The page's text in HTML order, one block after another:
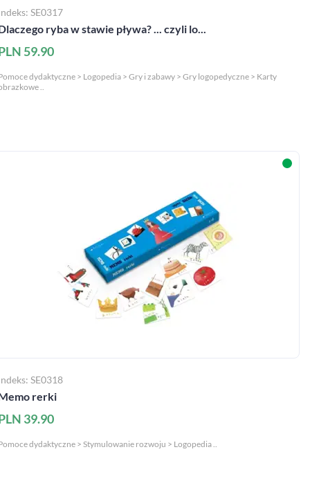
SE0317
ryba w stawie pływa? ... czyli lo...
59.90
dydaktyczne > Logopedia > Gry i zabawy > Gry logopedyczne > Karty
..
SE0318
rerki
39.90
dydaktyczne > Stymulowanie rozwoju > Logopedia ..